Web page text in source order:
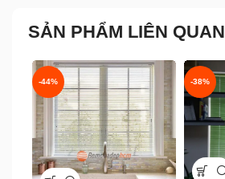
SẢN PHẨM LIÊN QUAN
-44% -38%